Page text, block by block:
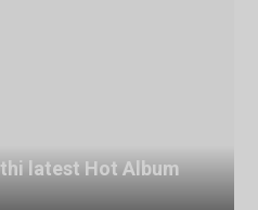
latest Hot Album